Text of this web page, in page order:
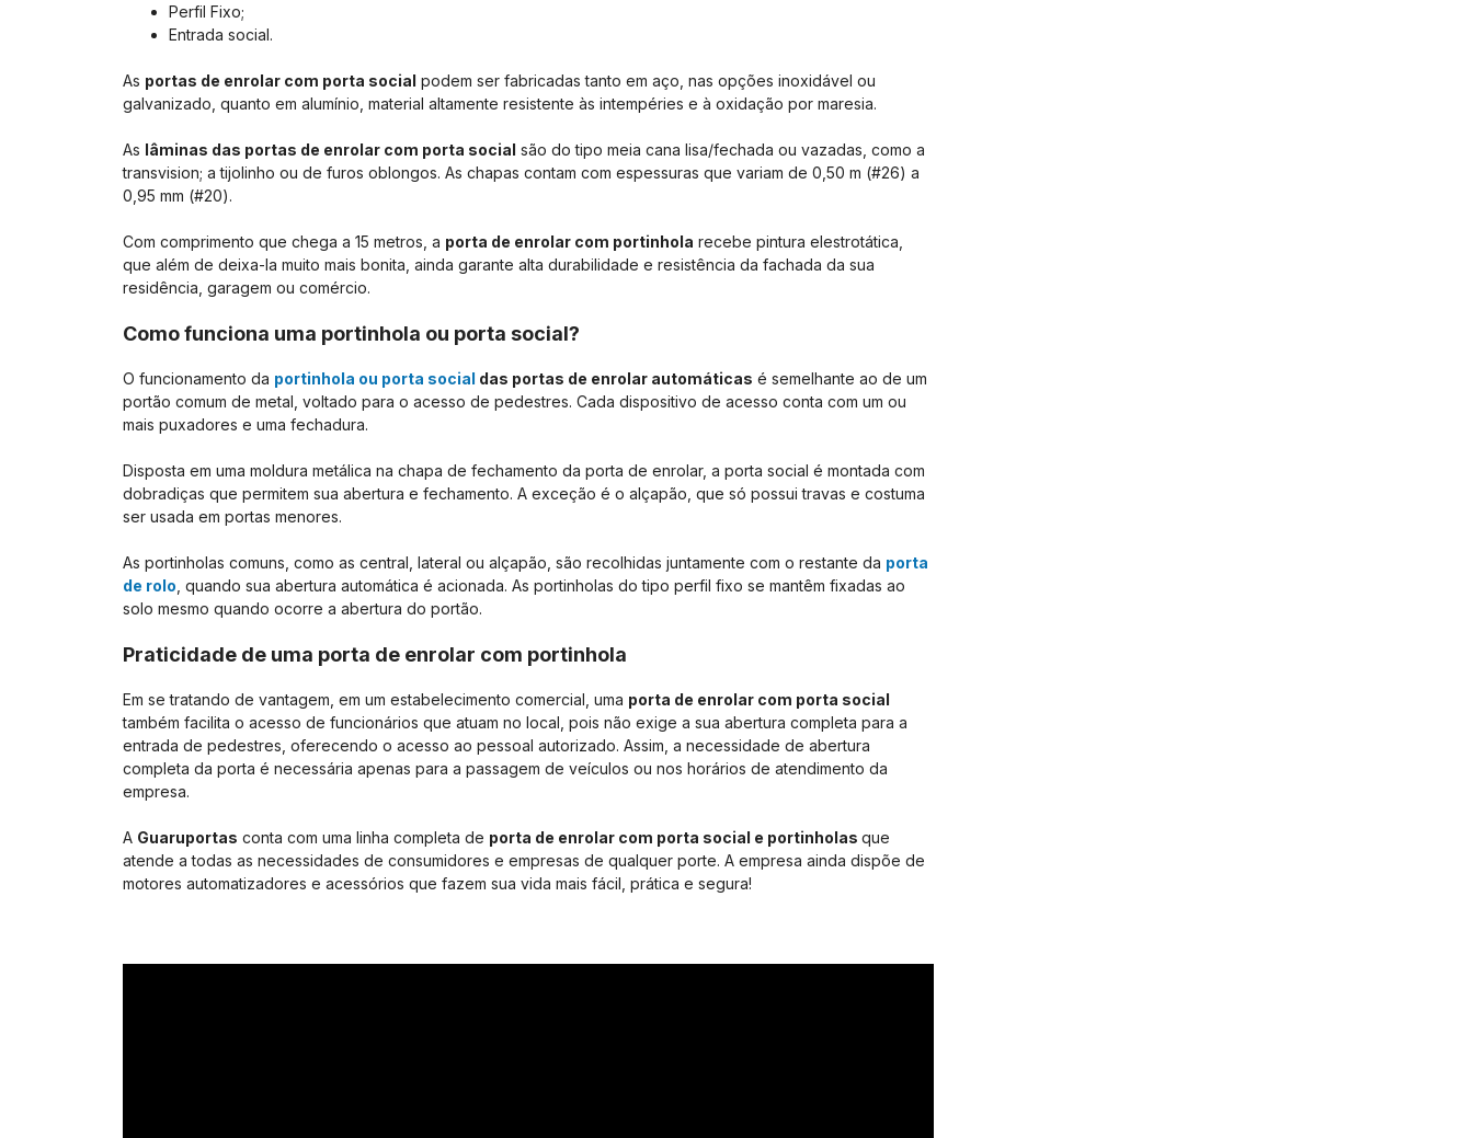
Perfil Fixo;
Entrada social.
As portas de enrolar com porta social podem ser fabricadas tanto em aço, nas opções inoxidável ou
galvanizado, quanto em alumínio, material altamente resistente às intempéries e à oxidação por maresia.
As lâminas das portas de enrolar com porta social são do tipo meia cana lisa/fechada ou vazadas, como a
transvision; a tijolinho ou de furos oblongos. As chapas contam com espessuras que variam de 0,50 m (#26) a
0,95 mm (#20).
Com comprimento que chega a 15 metros, a porta de enrolar com portinhola recebe pintura elestrotática,
que além de deixa-la muito mais bonita, ainda garante alta durabilidade e resistência da fachada da sua
residência, garagem ou comércio.
Como funciona uma portinhola ou porta social?
O funcionamento da portinhola ou porta social das portas de enrolar automáticas é semelhante ao de um
portão comum de metal, voltado para o acesso de pedestres. Cada dispositivo de acesso conta com um ou
mais puxadores e uma fechadura.
Disposta em uma moldura metálica na chapa de fechamento da porta de enrolar, a porta social é montada com
dobradiças que permitem sua abertura e fechamento. A exceção é o alçapão, que só possui travas e costuma
ser usada em portas menores.
As portinholas comuns, como as central, lateral ou alçapão, são recolhidas juntamente com o restante da porta
de rolo , quando sua abertura automática é acionada. As portinholas do tipo perfil fixo se mantêm fixadas ao
solo mesmo quando ocorre a abertura do portão.
Praticidade de uma porta de enrolar com portinhola
Em se tratando de vantagem, em um estabelecimento comercial, uma porta de enrolar com porta social
também facilita o acesso de funcionários que atuam no local, pois não exige a sua abertura completa para a
entrada de pedestres, oferecendo o acesso ao pessoal autorizado. Assim, a necessidade de abertura
completa da porta é necessária apenas para a passagem de veículos ou nos horários de atendimento da
empresa.
A Guaruportas conta com uma linha completa de porta de enrolar com porta social e portinholas que
atende a todas as necessidades de consumidores e empresas de qualquer porte. A empresa ainda dispõe de
motores automatizadores e acessórios que fazem sua vida mais fácil, prática e segura!